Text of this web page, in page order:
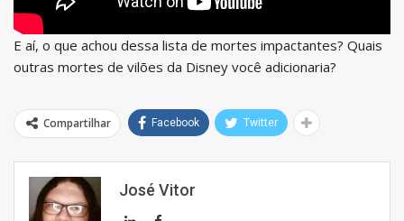
E aí, o que achou dessa lista de mortes impactantes? Quais
outras mortes de vilões da Disney você adicionaria?
Compartilhar Facebook Twitter
José Vitor